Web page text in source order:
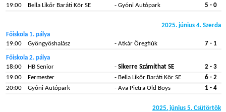
19:00
Bella Likőr Baráti Kör SE - Gyóni Autópark 5 - 0
2025. június 4. Szerda
Főiskola 1. pálya
19:00
Gyöngyöshalász - Atkár Öregfiúk 7 - 1
Főiskola 2. pálya
18:00
HB Senior - Sikerre Számíthat SE
2 - 3
19:00
Fermester - Bella Likőr Baráti Kör SE
6 - 2
20:00
Gyóni Autópark - Ava Pietra Old Boys 1 - 4
2025. június 5. Csütörtök